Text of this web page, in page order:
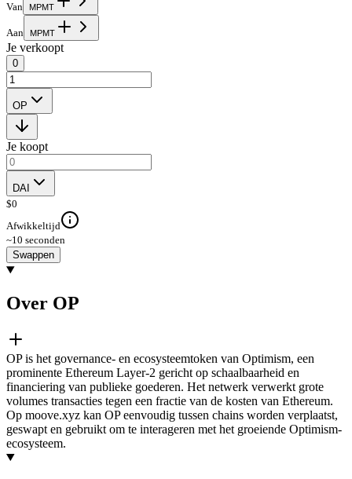
Van MPMT
Aan MPMT
Je verkoopt
0
OP
Je koopt
DAI
$0
Afwikkeltijd
~10 seconden
Swappen
Over OP
OP is het governance- en ecosysteemtoken van Optimism, een
prominente Ethereum Layer-2 gericht op schaalbaarheid en
financiering van publieke goederen. Het netwerk verwerkt grote
volumes transacties tegen een fractie van de kosten van Ethereum.
Op moove.xyz kan OP eenvoudig tussen chains worden verplaatst,
geswapt en gebruikt om te interageren met het groeiende Optimism-
ecosysteem.